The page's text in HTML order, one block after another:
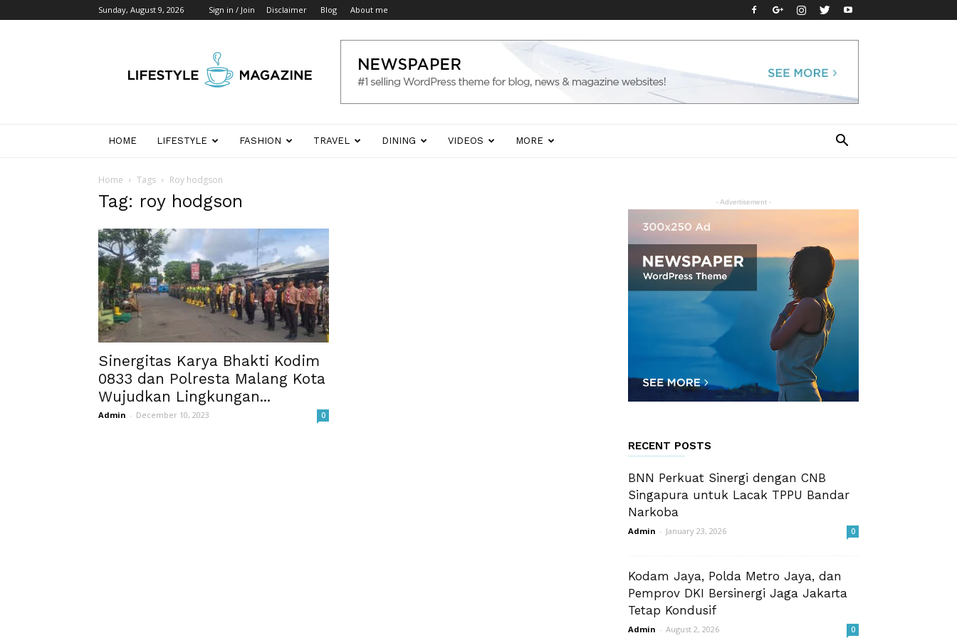
Sunday, August 9, 2026 Sign in / Join Disclaimer Blog About me
Indonesia
HOME LIFESTYLE FASHION TRAVEL DINING VIDEOS MORE
Home Tags Roy hodgson
Tag: roy hodgson
Sinergitas Karya Bhakti Kodim
0833 dan Polresta Malang Kota
Wujudkan Lingkungan...
Admin - December 10, 2023 0
- Advertisement -
RECENT POSTS
BNN Perkuat Sinergi dengan CNB
Singapura untuk Lacak TPPU Bandar
Narkoba
Admin - January 23, 2026 0
Kodam Jaya, Polda Metro Jaya, dan
Pemprov DKI Bersinergi Jaga Jakarta
Tetap Kondusif
Admin - August 2, 2026 0